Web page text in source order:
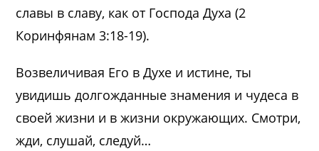
славы в славу, как от Господа Духа (2
Коринфянам 3:18-19).
Возвеличивая Его в Духе и истине, ты
увидишь долгожданные знамения и чудеса в
своей жизни и в жизни окружающих. Смотри,
жди, слушай, следуй…